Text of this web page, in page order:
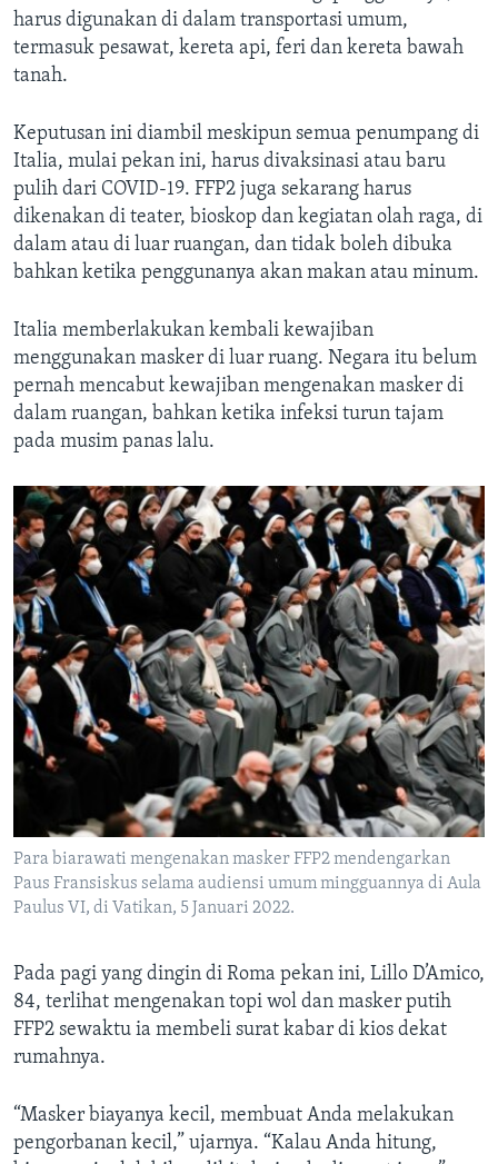
harus digunakan di dalam transportasi umum,
termasuk pesawat, kereta api, feri dan kereta bawah
tanah.
Keputusan ini diambil meskipun semua penumpang di
Italia, mulai pekan ini, harus divaksinasi atau baru
pulih dari COVID-19. FFP2 juga sekarang harus
dikenakan di teater, bioskop dan kegiatan olah raga, di
dalam atau di luar ruangan, dan tidak boleh dibuka
bahkan ketika penggunanya akan makan atau minum.
Italia memberlakukan kembali kewajiban
menggunakan masker di luar ruang. Negara itu belum
pernah mencabut kewajiban mengenakan masker di
dalam ruangan, bahkan ketika infeksi turun tajam
pada musim panas lalu.
Para biarawati mengenakan masker FFP2 mendengarkan
Paus Fransiskus selama audiensi umum mingguannya di Aula
Paulus VI, di Vatikan, 5 Januari 2022.
Pada pagi yang dingin di Roma pekan ini, Lillo D’Amico,
84, terlihat mengenakan topi wol dan masker putih
FFP2 sewaktu ia membeli surat kabar di kios dekat
rumahnya.
“Masker biayanya kecil, membuat Anda melakukan
pengorbanan kecil,” ujarnya. “Kalau Anda hitung,